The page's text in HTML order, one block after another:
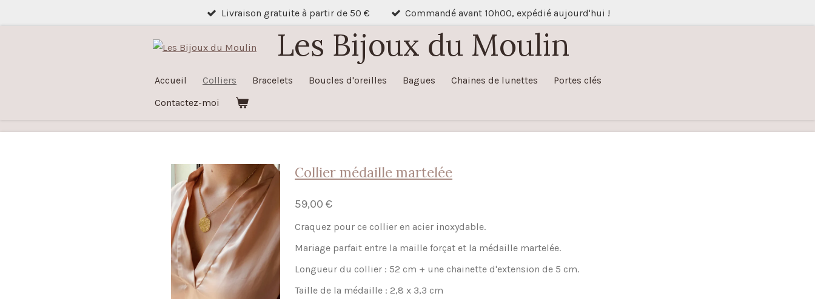
Livraison gratuite à partir de 50 € Commandé avant 10h00, expédié aujourd'hui !
Les Bijoux du Moulin
Accueil Colliers Bracelets Boucles d'oreilles Bagues Chaines de lunettes
Portes clés
Contactez-moi
Collier médaille martelée
59,00 €
Craquez pour ce collier en acier inoxydable.
Mariage parfait entre la maille forçat et la médaille martelée.
Longueur du collier : 52 cm + une chainette d'extension de 5 cm.
Taille de la médaille : 2,8 x 3,3 cm